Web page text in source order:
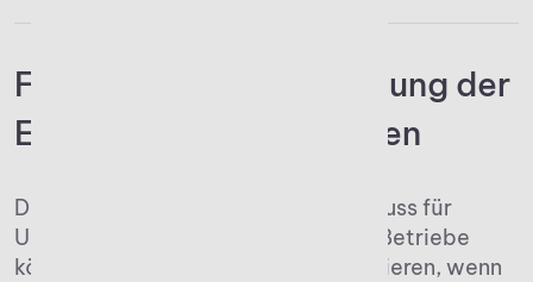
Firma erben und Belastung der
Erbschaftssteuer senken
Das Thema der Erbschaftssteuer muss für
Unternehmen nicht negativ enden. Betriebe
können die Belastung effektiv reduzieren, wenn